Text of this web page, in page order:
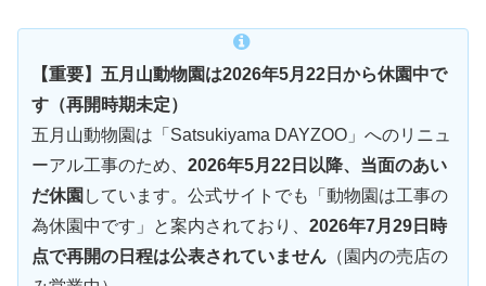
【重要】五月山動物園は2026年5月22日から休園中で
す（再開時期未定）
五月山動物園は「Satsukiyama DAYZOO」へのリニュ
ーアル工事のため、 2026年5月22日以降、当面のあい
だ休園 しています。公式サイトでも「動物園は工事の
為休園中です」と案内されており、 2026年7月29日時
点で再開の日程は公表されていません （園内の売店の